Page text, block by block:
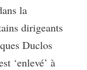
la
dirigeants
Duclos
‘enlevé’ à